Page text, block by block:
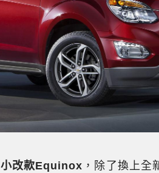
小改款Equinox ，除了換上全